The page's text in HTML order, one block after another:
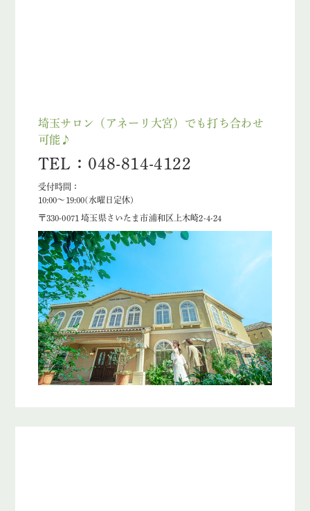
埼玉サロン（アネーリ大宮）でも打ち合わせ
可能♪
TEL：048-814-4122
受付時間：
10:00〜19:00(水曜日定休)
〒330-0071 埼玉県さいたま市浦和区上木崎2-4-24